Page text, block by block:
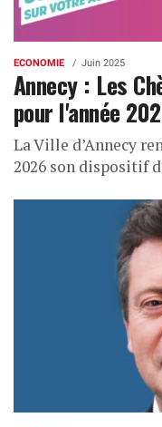
ECONOMIE Juin 2025
Annecy : Les
pour l'année
La Ville d’Annecy
2026 son dispositif